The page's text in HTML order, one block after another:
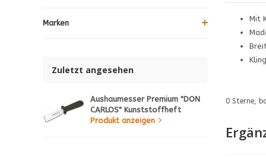
Marken
Zuletzt angesehen
Aushaumesser Premium "DON
CARLOS" Kunststoffheft
Produkt anzeigen
Mit
0Sterne,